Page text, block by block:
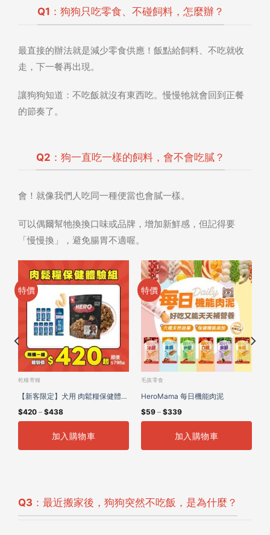
Q1：狗狗只吃零食、不碰飼料，怎麼辦？
最直接的辦法就是減少零食供應！飯點給飼料、不吃就收
走，下一餐再出現。
讓狗狗知道：不吃飯就沒有東西吃。慢慢牠就會回到正餐
的節奏了。
Q2：狗一直吃一樣的飼料，會不會吃膩？
會！就像我們人吃同一種便當也會膩一樣。
可以偶爾幫牠換換口味或品牌，增加新鮮感，但記得要
「慢慢換」，避免腸胃不適喔。
特價
乾糧寄糧
【新客限定】犬用 肉鬆糧保健體驗
組
$420– $438
加入購物車
特價
毛孩零食
HeroMama 每日機能肉泥
$59– $339
加入購物車
Q3：最近搬家後，狗狗突然不吃飯，是為什麼？